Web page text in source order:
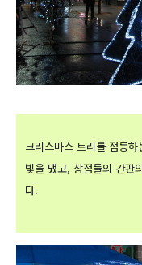
크리스마스 트리를 점등
빛을 냈고, 상점들의 간판
다.